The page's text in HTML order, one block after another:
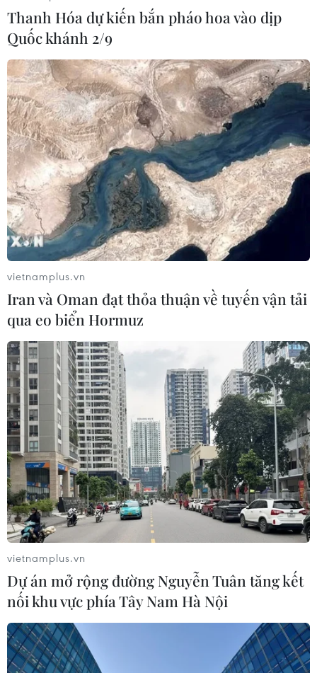
TIN CÙNG CHUYÊN MỤC
Doanh thu Người Nhện tăng nhanh
tại phòng vé Việt
Thanh Hóa dự kiến bắn pháo hoa vào dịp
Quốc khánh 2/9
vietnamplus.vn
Iran và Oman đạt thỏa thuận về tuyến vận tải
qua eo biển Hormuz
vietnamplus.vn
Dự án mở rộng đường Nguyễn Tuân tăng kết
nối khu vực phía Tây Nam Hà Nội